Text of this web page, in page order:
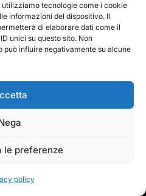
tecnologie come i cookie
informazioni del dispositivo. Il
di elaborare dati come il
unici su questo sito. Non
influire negativamente su alcune
le preferenze
policy